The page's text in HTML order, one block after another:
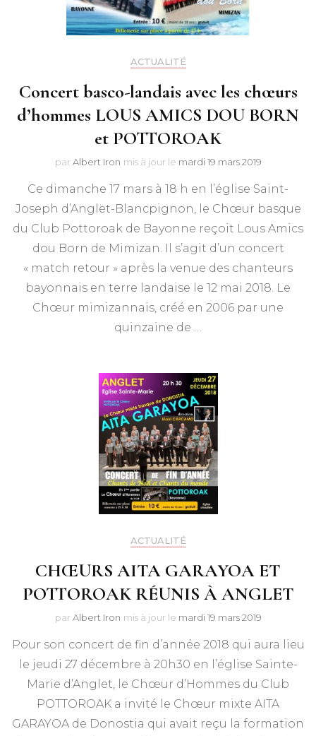
ACTUALITÉ
Concert basco-landais avec les chœurs
d’hommes LOUS AMICS DOU BORN
et POTTOROAK
par Albert Iron mis à jour le mardi 19 mars 2019
Ce dimanche 17 mars à 18 h en l’église Saint-
Joseph d’Anglet-Blancpignon, le Chœur basque
du Club Pottoroak de Bayonne reçoit Lous Amics
dou Born de Mimizan. Il s’agit d’un concert
« match retour » après la venue des chanteurs
bayonnais en terre landaise le 12 mai 2018. Le
Chœur mimizannais, créé en 2006 par une
quinzaine de …
ACTUALITÉ
CHŒURS AITA GARAYOA ET
POTTOROAK RÉUNIS À ANGLET
par Albert Iron mis à jour le mardi 19 mars 2019
Pour son concert de fin d’année 2018 qui aura lieu
le jeudi 27 décembre à 20h30 en l’église Sainte-
Marie d’Anglet, le Chœur d’Hommes du Club
POTTOROAK a invité le Chœur mixte AITA
GARAYOA de Donostia qui avait reçu la formation